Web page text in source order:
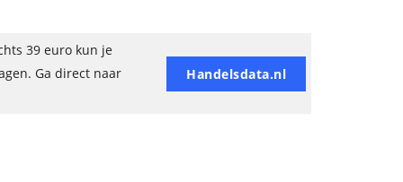
39 euro kun je
Ga direct naar
Handelsdata.nl